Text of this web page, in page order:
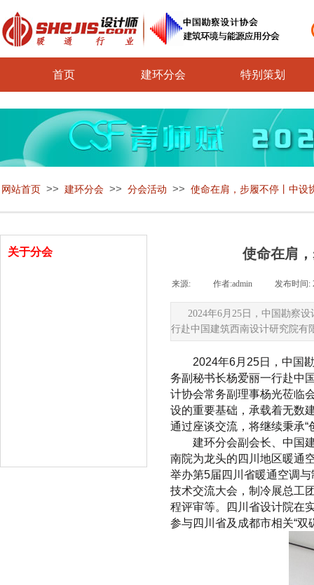
首页 建环分会 特别策划
网站首页 >> 建环分会 >> 分会活动 >> 使命在肩，步履不停丨中设
使命在肩
来源: 作者:admin 发布时间:
2024年6月25日，中国勘察
行赴中国建筑西南设计研究院有
2024年6月25日，中国
务副秘书长杨爱丽一行赴中
计协会常务副理事杨光莅临
设的重要基础，承载着无数
通过座谈交流，将继续秉承
建环分会副会长、中国
南院为龙头的四川地区暖通
举办第5届四川省暖通空调
技术交流大会，制冷展总工
程评审等。四川省设计院在
参与四川省及成都市相关“
关于分会